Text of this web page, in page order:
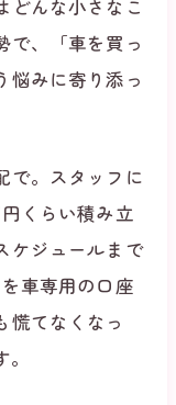
どんな小さなこ
で、「車を買っ
悩みに寄り添っ
で。スタッフに
くらい積み立
ケジュールまで
車専用の口座
慌てなくなっ